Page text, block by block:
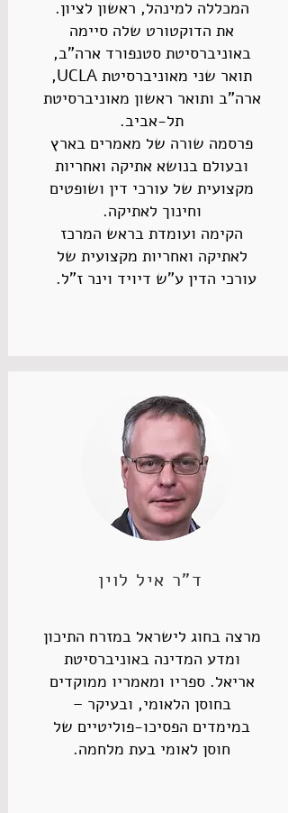
המכללה למינהל, ראשון לציון.
את הדוקטורט שלה סיימה
באוניברסיטת סטנפורד ארה"ב,
תואר שני מאוניברסיטת UCLA,
ארה"ב ותואר ראשון מאוניברסיטת
תל-אביב.
פרסמה שורה של מאמרים בארץ
ובעולם בנושא אתיקה ואחריות
מקצועית של עורכי דין ושופטים
וחינוך לאתיקה.
הקימה ועומדת בראש המרכז
לאתיקה ואחריות מקצועית של
עורכי הדין ע"ש דיויד וינר ז"ל.
ד"ר איל לוין
מרצה בחוג לישראל במזרח התיכון
ומדע המדינה באוניברסיטת
אריאל. ספריו ומאמריו ממוקדים
בחוסן הלאומי, ובעיקר –
במימדים הפסיכו-פוליטיים של
חוסן לאומי בעת מלחמה.